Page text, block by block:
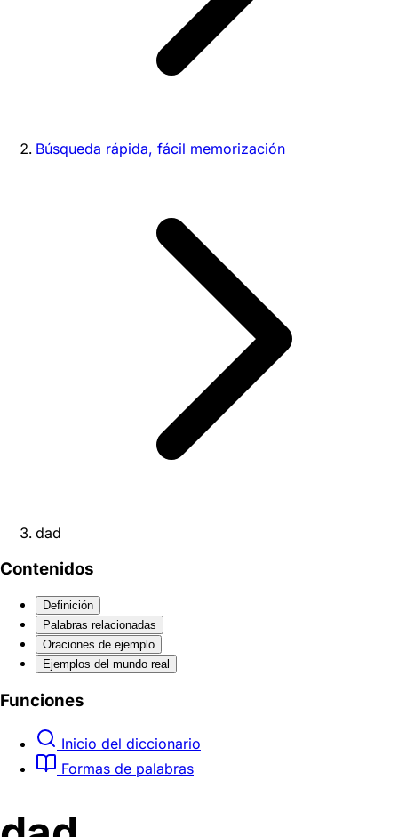
Búsqueda rápida, fácil memorización
dad
Contenidos
Definición
Palabras relacionadas
Oraciones de ejemplo
Ejemplos del mundo real
Funciones
Inicio del diccionario
Formas de palabras